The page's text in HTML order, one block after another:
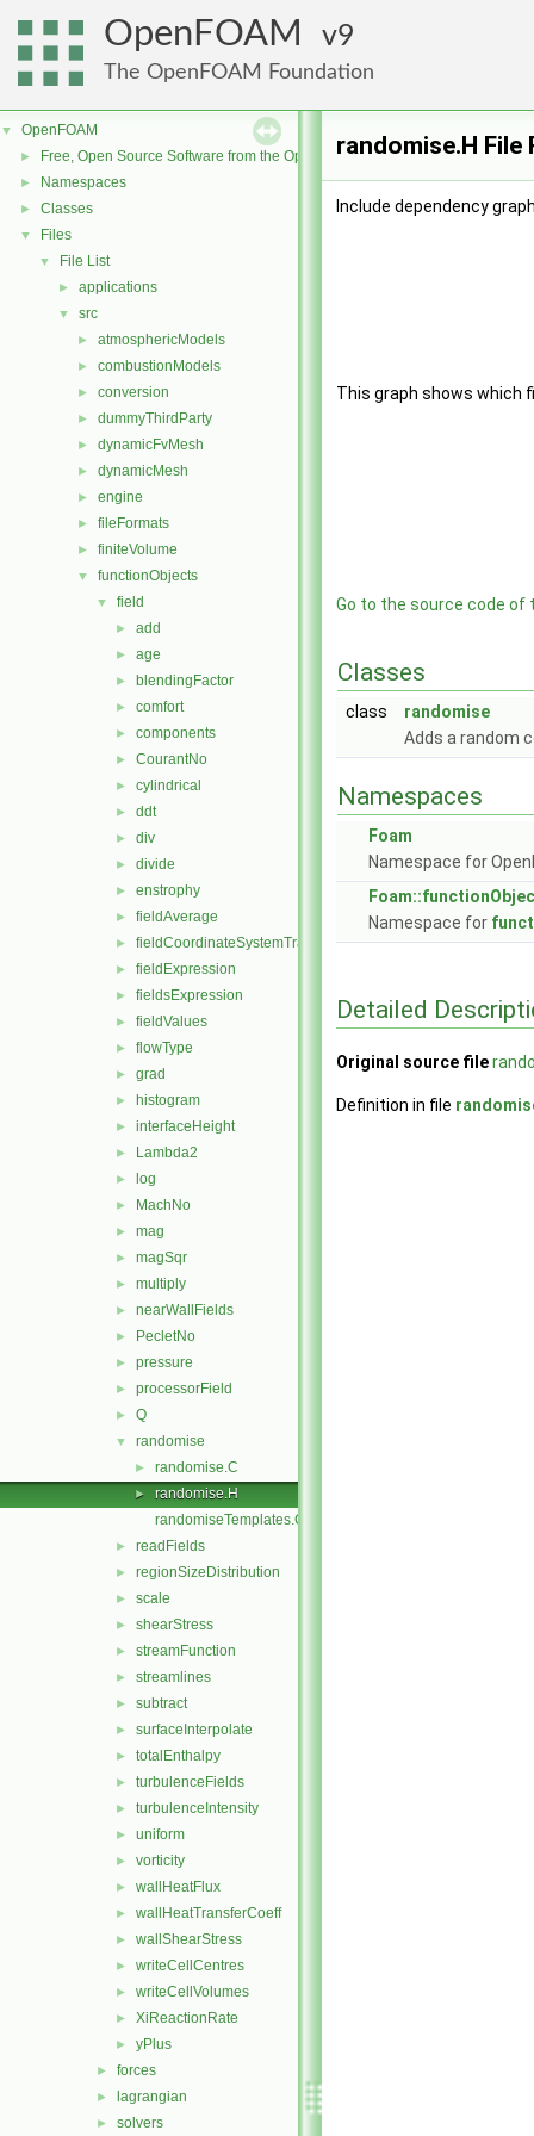
OpenFOAM 9
The OpenFOAM Foundation
▼ OpenFOAM
► Free, Open Source Software from the OpenFOAM Foundation
► Namespaces
► Classes
▼ Files
▼ File List
► applications
▼ src
► atmosphericModels
► combustionModels
► conversion
► dummyThirdParty
► dynamicFvMesh
► dynamicMesh
► engine
► fileFormats
► finiteVolume
▼ functionObjects
▼ field
► add
► age
► blendingFactor
► comfort
► components
► CourantNo
► cylindrical
► ddt
► div
► divide
► enstrophy
► fieldAverage
► fieldCoordinateSystemTransform
► fieldExpression
► fieldsExpression
► fieldValues
► flowType
► grad
► histogram
► interfaceHeight
► Lambda2
► log
► MachNo
► mag
► magSqr
► multiply
► nearWallFields
► PecletNo
► pressure
► processorField
► Q
▼ randomise
► randomise.C
►
randomise.H
randomiseTemplates.C
► readFields
► regionSizeDistribution
► scale
► shearStress
► streamFunction
► streamlines
► subtract
► surfaceInterpolate
► totalEnthalpy
► turbulenceFields
► turbulenceIntensity
► uniform
► vorticity
► wallHeatFlux
► wallHeatTransferCoeff
► wallShearStress
► writeCellCentres
► writeCellVolumes
► XiReactionRate
► yPlus
► forces
► lagrangian
► solvers
randomise.H File
Include dependency
This graph shows which
Go to the source code of
Classes
class
randomise
Adds a random
Namespaces
Foam
Namespace for
Namespace for
Detailed
Original source file
Definition in file